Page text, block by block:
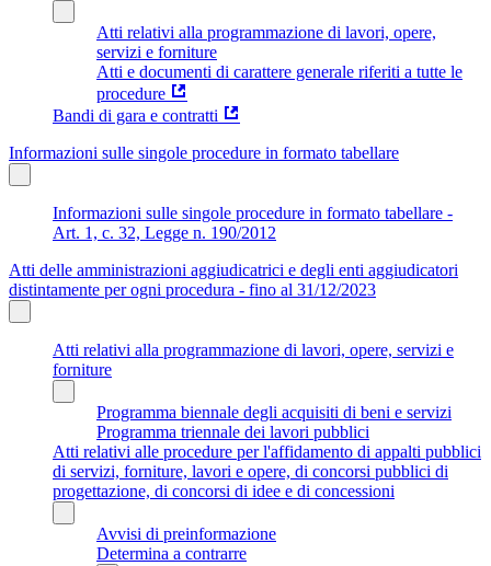
Atti relativi alla programmazione di lavori, opere,
servizi e forniture
Atti e documenti di carattere generale riferiti a tutte le
procedure
Bandi di gara e contratti
Informazioni sulle singole procedure in formato tabellare
Informazioni sulle singole procedure in formato tabellare -
Art. 1, c. 32, Legge n. 190/2012
Atti delle amministrazioni aggiudicatrici e degli enti aggiudicatori
distintamente per ogni procedura - fino al 31/12/2023
Atti relativi alla programmazione di lavori, opere, servizi e
forniture
Programma biennale degli acquisiti di beni e servizi
Programma triennale dei lavori pubblici
Atti relativi alle procedure per l'affidamento di appalti pubblici
di servizi, forniture, lavori e opere, di concorsi pubblici di
progettazione, di concorsi di idee e di concessioni
Avvisi di preinformazione
Determina a contrarre